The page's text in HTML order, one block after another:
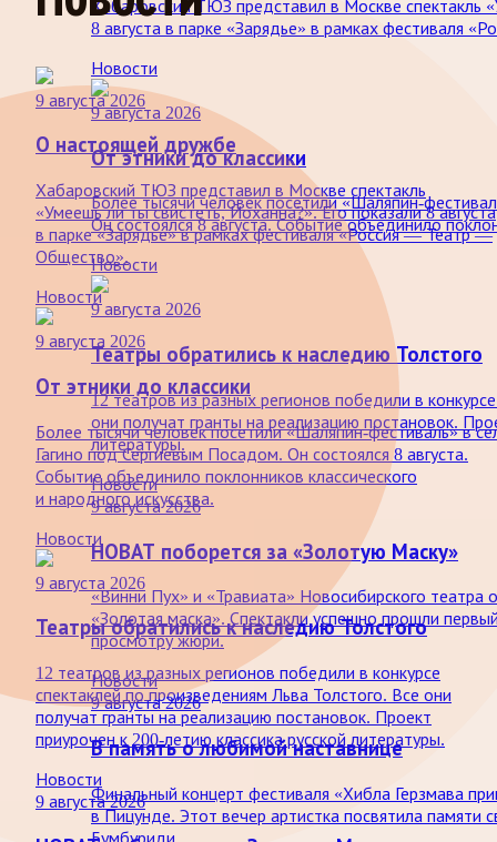
Хабаровский ТЮЗ представил в Москве спектакль
8 августа в парке «Зарядье» в рамках фестиваля
Новости
9 августа 2026
От этники до классики
Более тысячи человек посетили «Шаляпин-
Он состоялся 8 августа. Событие объединило
Новости
9 августа 2026
Театры обратились к наследию Толстого
12 театров из разных регионов победили в
они получат гранты на реализацию постановок.
литературы.
Новости
9 августа 2026
НОВАТ поборется за «Золотую Маску»
«Винни Пух» и «Травиата» Новосибирского
«Золотая маска». Спектакли успешно прошли
просмотру жюри.
Новости
9 августа 2026
В память о любимой наставнице
Финальный концерт фестиваля «Хибла Герзмава
в Пицунде. Этот вечер артистка посвятила памяти
Бумбуриди.
9 августа 2026
О настоящей дружбе
Хабаровский ТЮЗ представил в Москве спектакль
«Умеешь ли ты свистеть, Йоханна?». Его показали 8 августа
в парке «Зарядье» в рамках фестиваля «Россия — Театр —
Общество».
Новости
9 августа 2026
От этники до классики
Более тысячи человек посетили «Шаляпин-фестиваль» в
Гагино под Сергиевым Посадом. Он состоялся 8 августа.
Событие объединило поклонников классического
и народного искусства.
Новости
9 августа 2026
Театры обратились к наследию Толстого
12 театров из разных регионов победили в конкурсе
спектаклей по произведениям Льва Толстого. Все они
получат гранты на реализацию постановок. Проект
приурочен к 200-летию классика русской литературы.
Новости
9 августа 2026